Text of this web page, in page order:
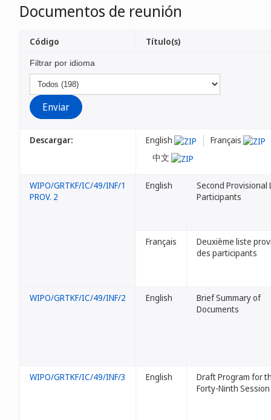
Documentos de reunión
Filtrar por idioma
Descargar: English
Français
中文
Código Título(s)
WIPO/GRTKF/IC/49/INF/1
PROV. 2
English
Second Provisional
Participants
Français
Deuxième liste
des participants
WIPO/GRTKF/IC/49/INF/2 English
Brief Summary of
Documents
WIPO/GRTKF/IC/49/INF/3 English
Draft Program for
Forty-Ninth Session